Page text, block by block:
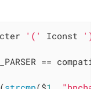
'(' Iconst
')'
==